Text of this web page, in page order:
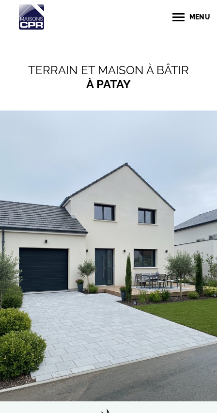
MENU
TERRAIN ET MAISON À BÂTIR
À PATAY